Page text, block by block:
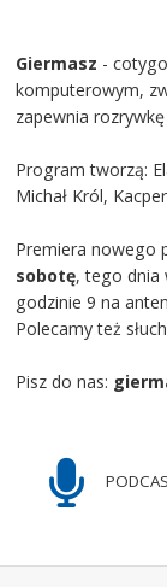
Giermasz -
komputerowym,
zapewnia rozrywkę
Program tworzą:
Michał Król,
Premiera nowego
sobotę, tego dnia
godzinie 9 na
Polecamy też
Pisz do nas: